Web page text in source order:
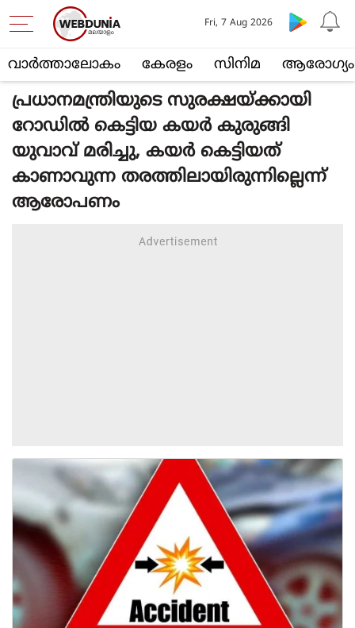
വാര്‍ത്താലോകം കേരളം സിനിമ ആരോഗ്യം
Fri, 7 Aug 2026
പ്രധാനമന്ത്രിയുടെ സുരക്ഷയ്ക്കായി
റോഡില്‍ കെട്ടിയ കയര്‍ കുരുങ്ങി
യുവാവ് മരിച്ചു, കയര്‍ കെട്ടിയത്
കാണാവുന്ന തരത്തിലായിരുന്നില്ലെന്ന്
ആരോപണം